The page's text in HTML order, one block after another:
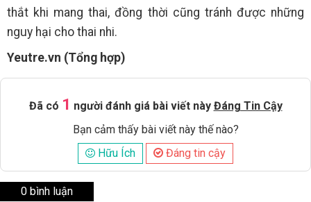
thắt khi mang thai, đồng thời cũng tránh được những
nguy hại cho thai nhi.
Yeutre.vn (Tổng hợp)
Đã có 1 người đánh giá bài viết này Đáng Tin Cậy
Bạn cảm thấy bài viết này thế nào?
Hữu Ích
Đáng tin cậy
0 bình luận